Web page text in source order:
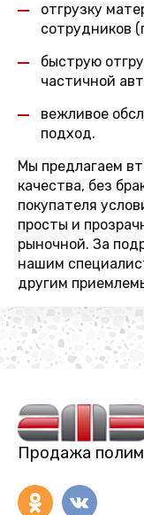
отгрузку
сотрудников
быструю
частичной
вежливое
подход.
Мы предлагаем
качества, без
покупателя
просты и
рыночной. За
нашим
другим
Продажа